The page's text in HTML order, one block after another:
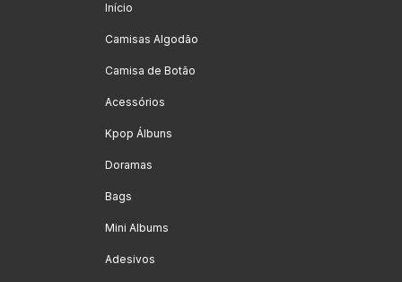
Início
Camisas Algodão
Camisa de Botão
Acessórios
Kpop Álbuns
Doramas
Bags
Mini Albums
Adesivos